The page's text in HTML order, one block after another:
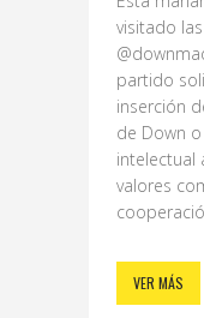
visitado
partido
inserción
de Down
intelectual
valores
VER MÁS